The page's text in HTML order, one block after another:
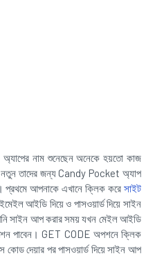
নাম শুনেছেন অনেকে হয়তো কাজ
তাদের জন্য Candy Pocket অ্যাপ
আপনাকে এখানে ক্লিক করে সাইট
আইডি দিয়ে ও পাসওয়ার্ড দিয়ে সাইন
সাইন আপ করার সময় যখন মেইল আইডি
পাবেন। GET CODE অপশনে ক্লিক
দেয়ার পর পাসওয়ার্ড দিয়ে সাইন আপ